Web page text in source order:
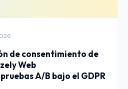
de consentimiento de
Web
A/B bajo el GDPR